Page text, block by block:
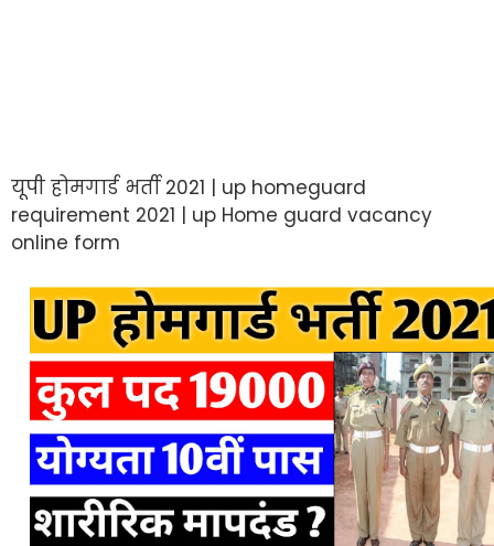
यूपी होमगार्ड भर्ती 2021 | up homeguard
requirement 2021 | up Home guard vacancy
online form